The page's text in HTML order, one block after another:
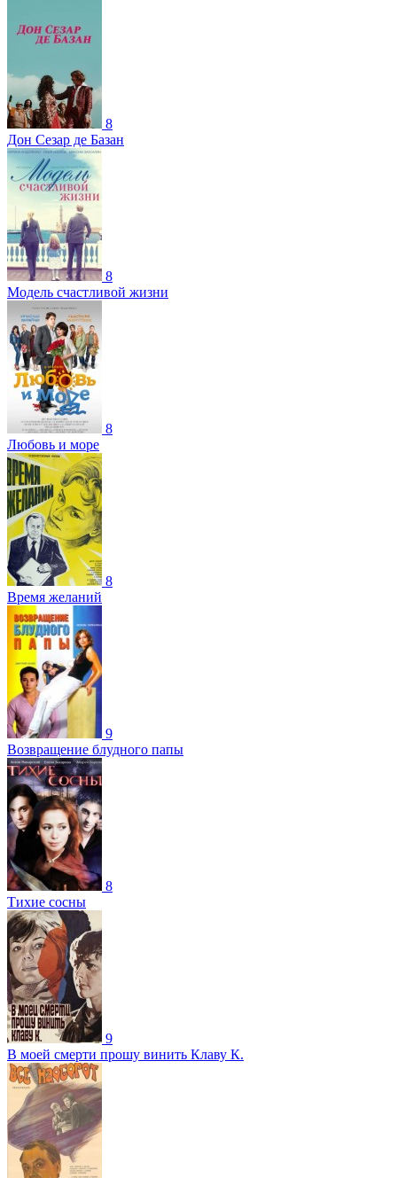
8
Дон Сезар де Базан
8
Модель счастливой жизни
8
Любовь и море
8
Время желаний
9
Возвращение блудного папы
8
Тихие сосны
9
В моей смерти прошу винить Клаву К.